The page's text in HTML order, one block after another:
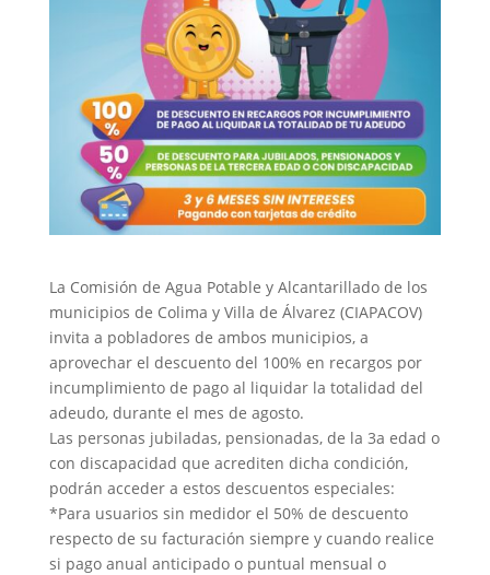
La Comisión de Agua Potable y Alcantarillado de los
municipios de Colima y Villa de Álvarez (CIAPACOV)
invita a pobladores de ambos municipios, a
aprovechar el descuento del 100% en recargos por
incumplimiento de pago al liquidar la totalidad del
adeudo, durante el mes de agosto.
Las personas jubiladas, pensionadas, de la 3a edad o
con discapacidad que acrediten dicha condición,
podrán acceder a estos descuentos especiales:
*Para usuarios sin medidor el 50% de descuento
respecto de su facturación siempre y cuando realice
si pago anual anticipado o puntual mensual o